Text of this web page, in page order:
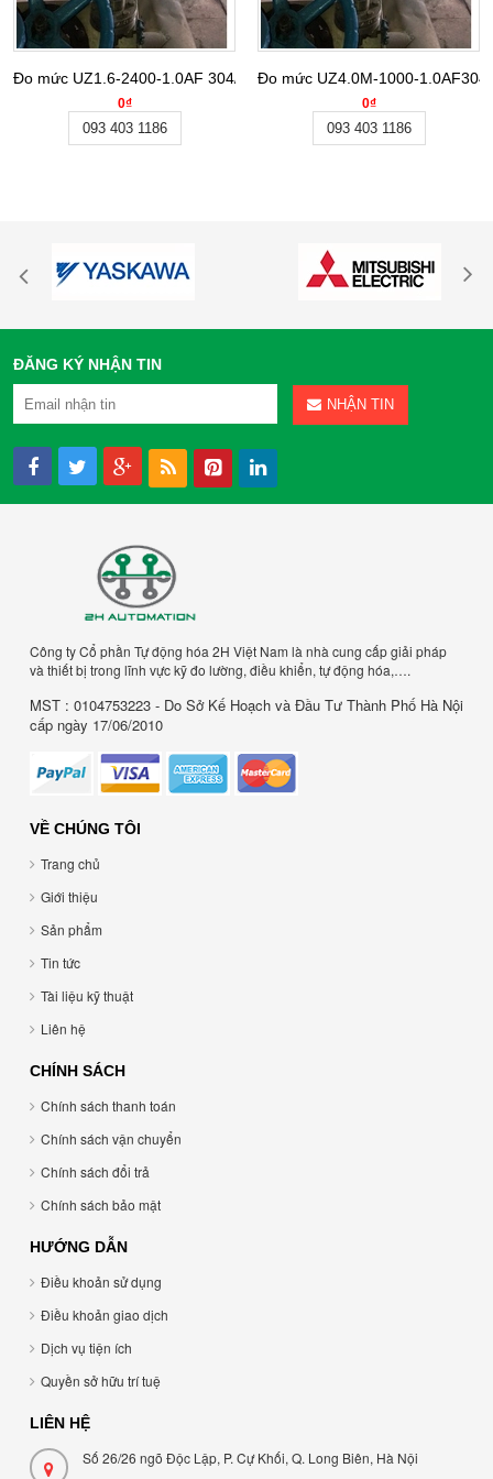
Đo mức UZ1.6-2400-1.0AF 304/DN20 Weifang Tongda
0₫
093 403 1186
Đo mức UZ4.0M-1000-
0₫
093 403 1186
ĐĂNG KÝ NHẬN TIN
NHẬN TIN
Công ty Cổ phần Tự động hóa 2H Việt Nam là nhà cung cấp giải pháp
và thiết bị trong lĩnh vực kỹ đo lường, điều khiển, tự động hóa,….
MST : 0104753223 - Do Sở Kế Hoạch và Đầu Tư Thành Phố Hà Nội
cấp ngày 17/06/2010
VỀ CHÚNG TÔI
Trang chủ
Giới thiệu
Sản phẩm
Tin tức
Tài liệu kỹ thuật
Liên hệ
CHÍNH SÁCH
Chính sách thanh toán
Chính sách vận chuyển
Chính sách đổi trả
Chính sách bảo mật
HƯỚNG DẪN
Điều khoản sử dụng
Điều khoản giao dịch
Dịch vụ tiện ích
Quyền sở hữu trí tuệ
LIÊN HỆ
Số 26/26 ngõ Độc Lập, P. Cự Khối, Q. Long Biên, Hà Nội